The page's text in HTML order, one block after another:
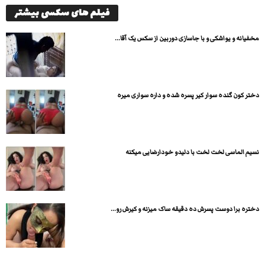
فیلم های سکسی بیشتر
مخفیانه و یواشکی و با جاسازی دوربین از سکس یک آقا...
دختر کون گنده سوار کیر پسره شده و داره سواری میره
نسیم الماسی لخت لخت با دلیدو خودارضایی میکنه
دختره برا دوست پسرش ده دقیقه ساک میزنه و کیرش رو...